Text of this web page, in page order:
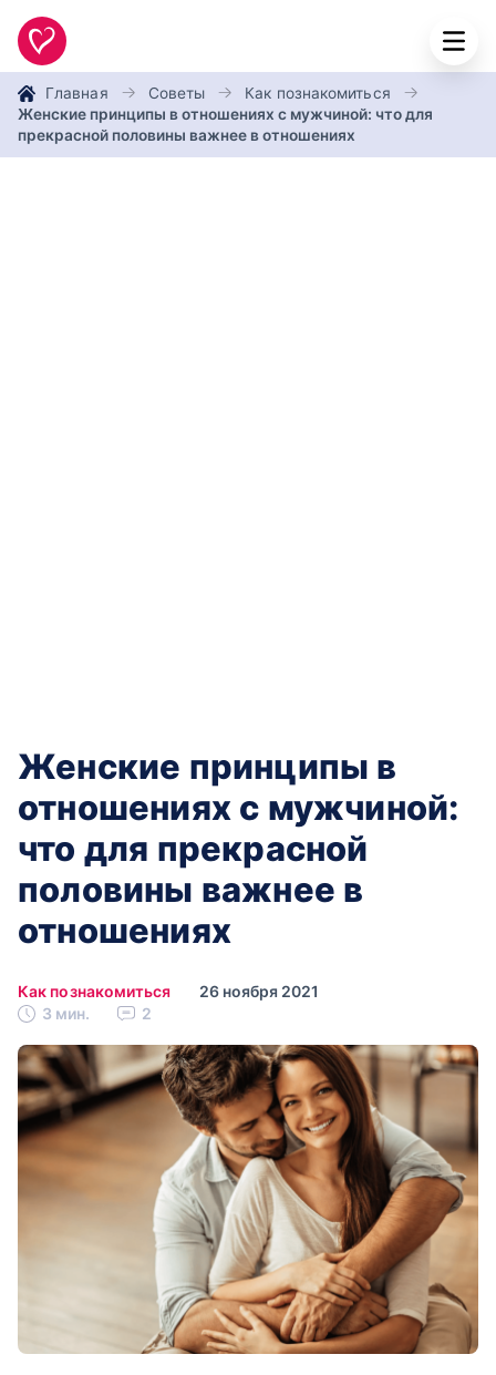
Главная Советы
Как познакомиться
Женские принципы в отношениях с мужчиной: что для
прекрасной половины важнее в отношениях
Женские принципы в
отношениях с мужчиной:
что для прекрасной
половины важнее в
отношениях
Как познакомиться
26 ноября 2021
3 мин.
2